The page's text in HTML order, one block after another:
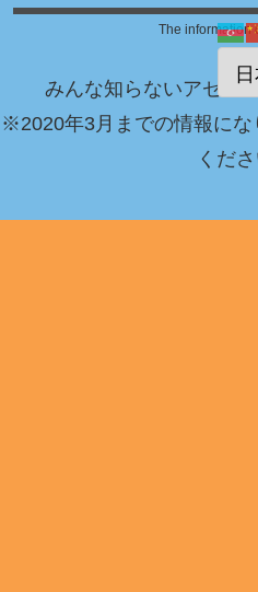
The information
みんな知らないアゼル
※2020年3月までの情報に
くだ